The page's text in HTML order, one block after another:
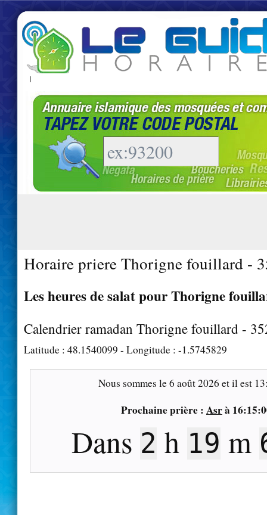
|
Horaire priere Thorigne fouillard -
Les heures de salat pour Thorigne
Calendrier ramadan Thorigne fouillard -
Latitude : 48.1540099 - Longitude : -1.5745829
Nous sommes le6 août 2026 et il est
Prochaine prière : Asrà
Dans 2 h 19 m